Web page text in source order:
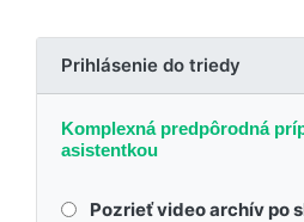
Prihlásenie do triedy
Komplexná predpôrodná
asistentkou
Pozrieť video archív po